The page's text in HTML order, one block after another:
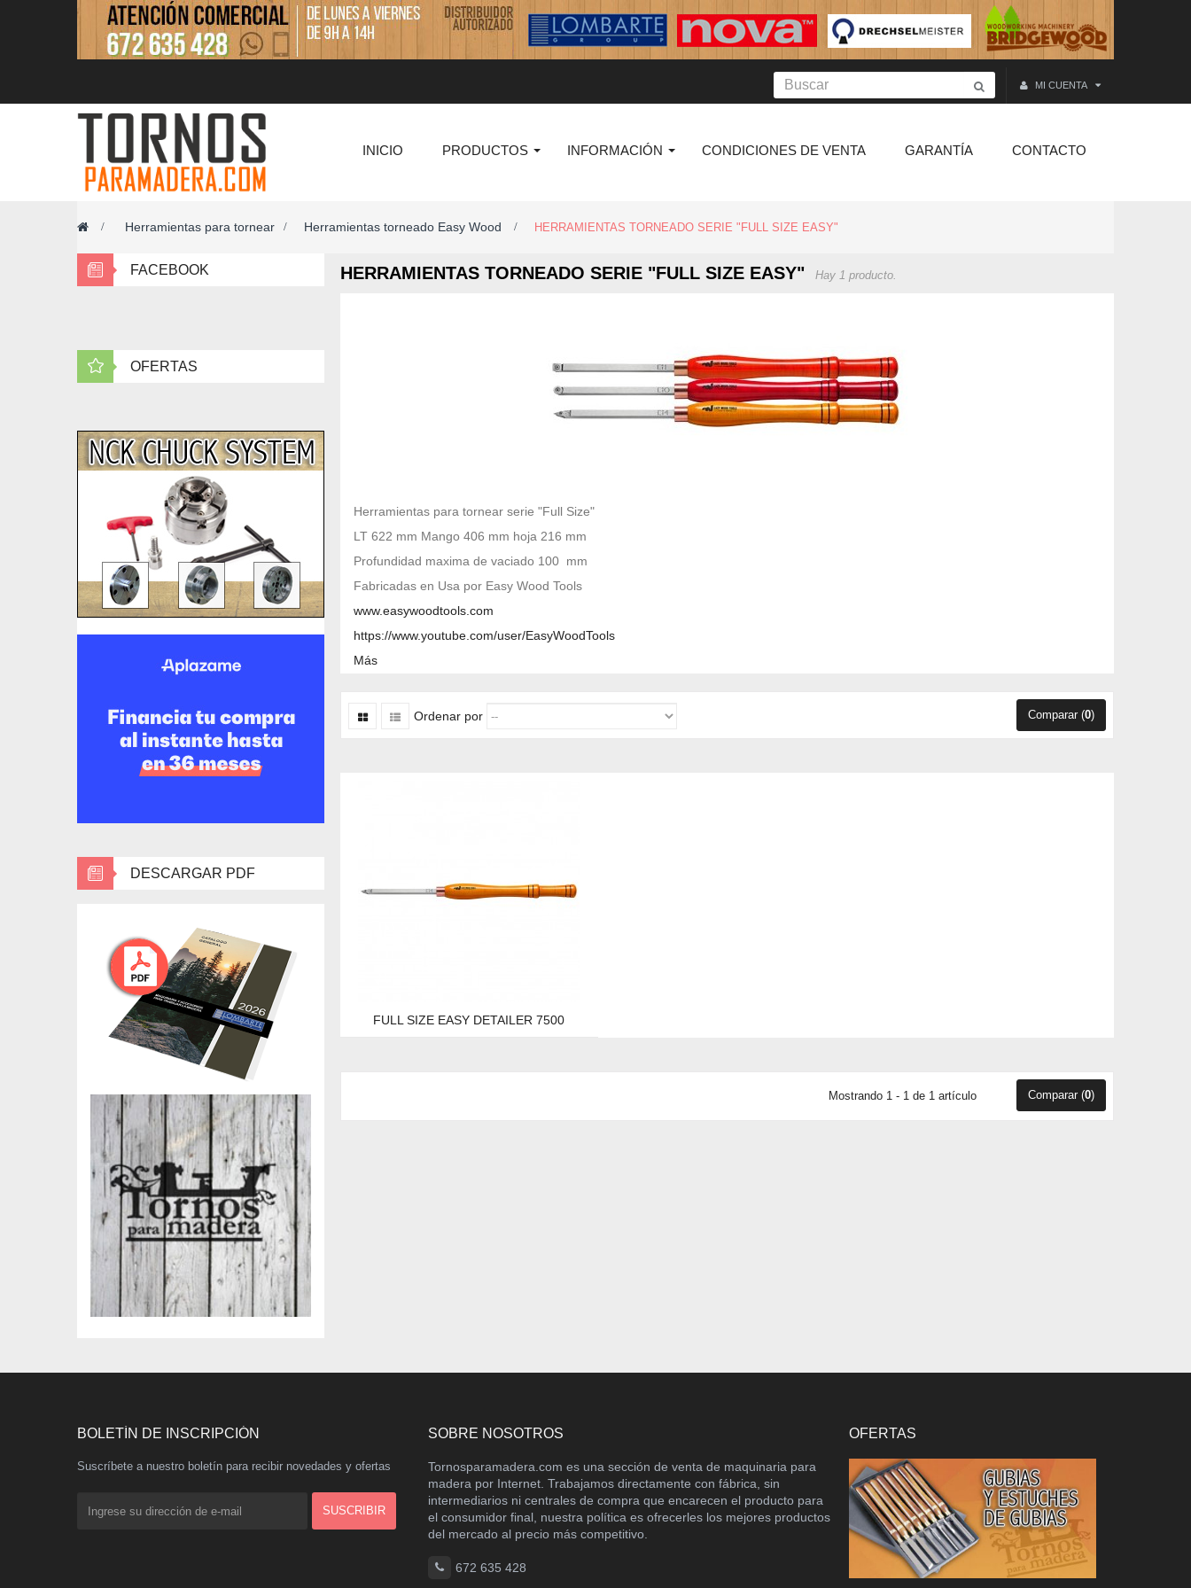
MI CUENTA
INICIO PRODUCTOS INFORMACIÓN CONDICIONES DE VENTA GARANTÍA CONTACTO
> Herramientas para tornear > Herramientas torneado Easy Wood > HERRAMIENTAS TORNEADO SERIE "FULL SIZE EASY"
FACEBOOK
OFERTAS
DESCARGAR PDF
HERRAMIENTAS TORNEADO SERIE "FULL SIZE EASY" Hay 1 producto.
Herramientas para tornear serie "Full Size"
LT 622 mm Mango 406 mm hoja 216 mm
Profundidad maxima de vaciado 100 mm
Fabricadas en Usa por Easy Wood Tools
www.easywoodtools.com
https://www.youtube.com/user/EasyWoodTools
Más
Ordenar por Comparar (0)
FULL SIZE EASY DETAILER 7500
Mostrando 1 - 1 de 1 artículo Comparar (0)
BOLETÍN DE INSCRIPCIÓN
Suscríbete a nuestro boletín para recibir novedades y ofertas
SOBRE NOSOTROS
Tornosparamadera.com es una sección de venta de maquinaria para
madera por Internet. Trabajamos directamente con fábrica, sin
intermediarios ni centrales de compra que encarecen el producto para
el consumidor final, nuestra política es ofrecerles los mejores productos
del mercado al precio más competitivo.
672 635 428
OFERTAS